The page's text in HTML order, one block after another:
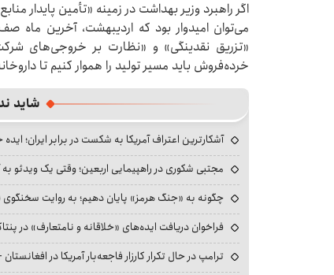
اگر راهبرد وزیر بهداشت در زمینه «تأمین پایدار
می‌توان امیدوار بود که اردیبهشت، آخرین ماه
«تزریق نقدینگی» و «نظارت بر خروجی‌های
خرده‌فروش باید مسیر تولید را هموار کنیم تا
شاید
آشکارترین اعتراف آمریکا به شکست در برابر ایران؛ ایده
مجتبی شکوری در راهپیمایی اربعین؛ وقتی یک ویدئو
چگونه به «جنگ هرمز» پایان دهیم؛ به روایت سخنگوی
فراخوان دریافت ایده‌های «خلاقانه و نامتعارف» در
ترامپ در حال تکرار کارزار فاجعه‌بار آمریکا در